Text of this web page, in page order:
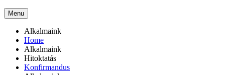
Menu
Alkalmaink
Home
Alkalmaink
Hitoktatás
Konfirmandus